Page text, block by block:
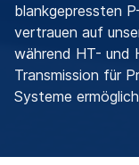
blankgepressten
vertrauen auf
während HT- und
Transmission für
Systeme